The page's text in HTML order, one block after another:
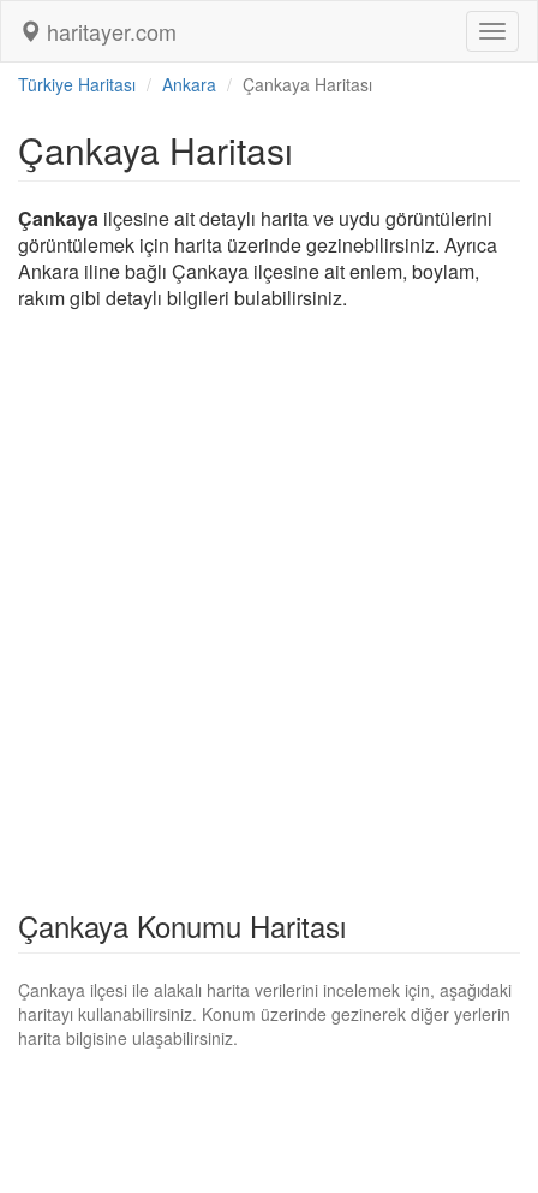
haritayer.com
Türkiye Haritası Ankara Çankaya Haritası
Çankaya Haritası
Çankaya ilçesine ait detaylı harita ve uydu görüntülerini
görüntülemek için harita üzerinde gezinebilirsiniz. Ayrıca
Ankara iline bağlı Çankaya ilçesine ait enlem, boylam,
rakım gibi detaylı bilgileri bulabilirsiniz.
Çankaya Konumu Haritası
Çankaya ilçesi ile alakalı harita verilerini incelemek için, aşağıdaki
haritayı kullanabilirsiniz. Konum üzerinde gezinerek diğer yerlerin
harita bilgisine ulaşabilirsiniz.